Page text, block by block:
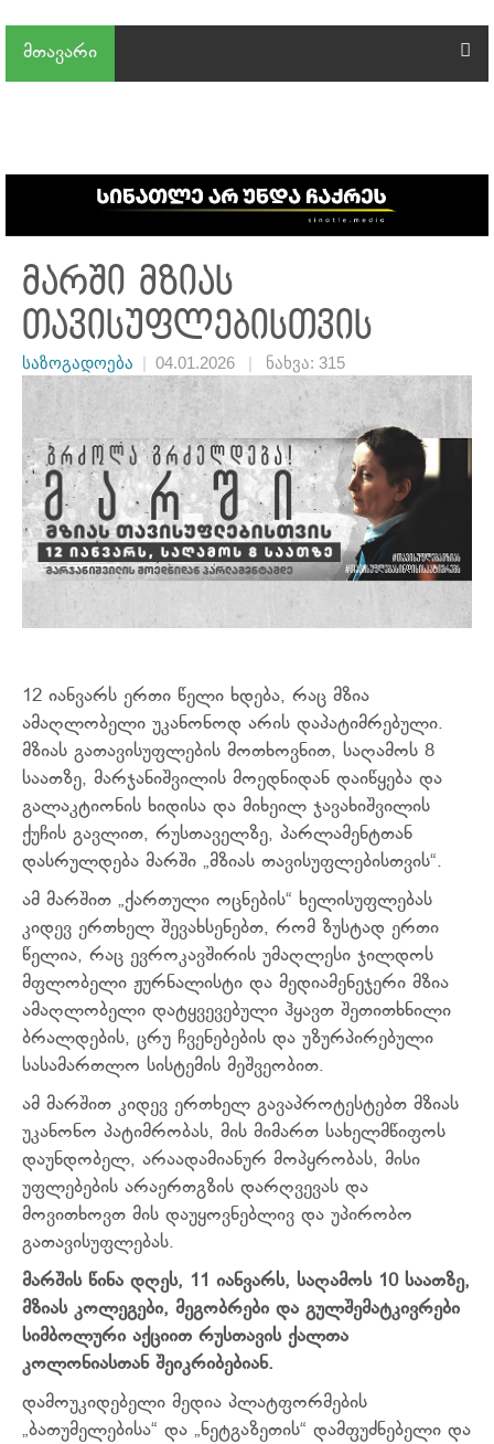
მთავარი
მარში მზიას
თავისუფლებისთვის
საზოგადოება 04.01.2026 ნახვა: 315
12 იანვარს ერთი წელი ხდება, რაც მზია
ამაღლობელი უკანონოდ არის დაპატიმრებული.
მზიას გათავისუფლების მოთხოვნით, საღამოს 8
საათზე, მარჯანიშვილის მოედნიდან დაიწყება და
გალაკტიონის ხიდისა და მიხეილ ჯავახიშვილის
ქუჩის გავლით, რუსთაველზე, პარლამენტთან
დასრულდება მარში „მზიას თავისუფლებისთვის“.
ამ მარშით „ქართული ოცნების“ ხელისუფლებას
კიდევ ერთხელ შევახსენებთ, რომ ზუსტად ერთი
წელია, რაც ევროკავშირის უმაღლესი ჯილდოს
მფლობელი ჟურნალისტი და მედიამენეჯერი მზია
ამაღლობელი დატყვევებული ჰყავთ შეთითხნილი
ბრალდების, ცრუ ჩვენებების და უზურპირებული
სასამართლო სისტემის მეშვეობით.
ამ მარშით კიდევ ერთხელ გავაპროტესტებთ მზიას
უკანონო პატიმრობას, მის მიმართ სახელმწიფოს
დაუნდობელ, არაადამიანურ მოპყრობას, მისი
უფლებების არაერთგზის დარღვევას და
მოვითხოვთ მის დაუყოვნებლივ და უპირობო
გათავისუფლებას.
მარშის წინა დღეს, 11 იანვარს, საღამოს10 საათზე,
მზიას კოლეგები, მეგობრები და გულშემატკივრები
სიმბოლური აქციით რუსთავის ქალთა
კოლონიასთან შეიკრიბებიან.
დამოუკიდებელი მედია პლატფორმების
„ბათუმელებისა“ და „ნეტგაზეთის“ დამფუძნებელი და